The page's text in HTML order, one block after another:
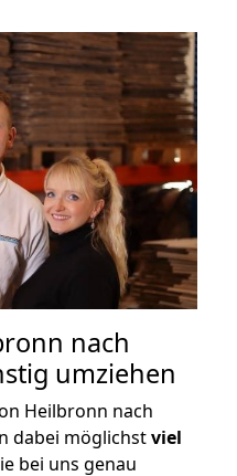
nach
umziehen
Heilbronn nach
dabei möglichstviel
bei uns genau